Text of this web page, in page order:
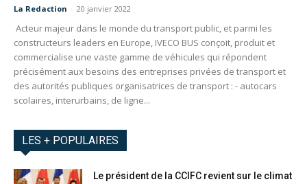
La Redaction - 20 janvier 2022
Acteur majeur dans le monde du transport public, et parmi les
constructeurs leaders en Europe, IVECO BUS conçoit, produit et
commercialise une vaste gamme de véhicules qui répondent
précisément aux besoins des entreprises privées de transport et
des autorités publiques organisatrices de transport : - autocars
scolaires, interurbains, de ligne...
LES + POPULAIRES
Le président de la CCIFC revient sur le climat